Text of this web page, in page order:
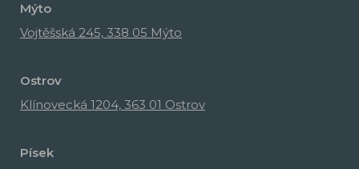
Mýto
Vojtěšská 245, 338 05 Mýto
Ostrov
Klínovecká 1204, 363 01 Ostrov
Písek